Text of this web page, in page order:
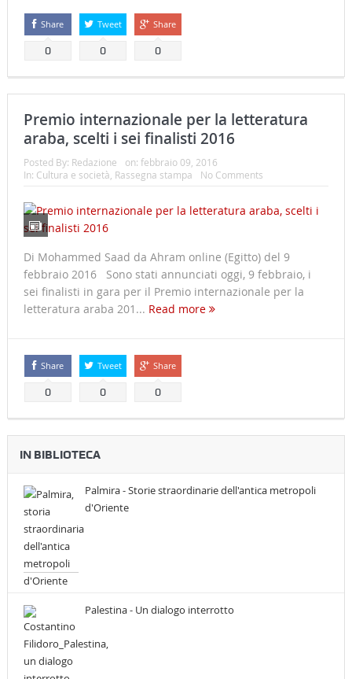
Share
0
Tweet
0
Share
0
Premio internazionale per la letteratura
araba, scelti i sei finalisti 2016
Posted By: Redazione on: febbraio 09, 2016
In: Cultura e società Rassegna stampa No Comments
Di Mohammed Saad da Ahram online (Egitto) del 9
febbraio 2016 Sono stati annunciati oggi, 9 febbraio, i
sei finalisti in gara per il Premio internazionale per la
letteratura araba 201... Read more
Share
0
Tweet
0
Share
0
IN BIBLIOTECA
Palmira - Storie straordinarie dell'antica metropoli
d'Oriente
Palestina - Un dialogo interrotto